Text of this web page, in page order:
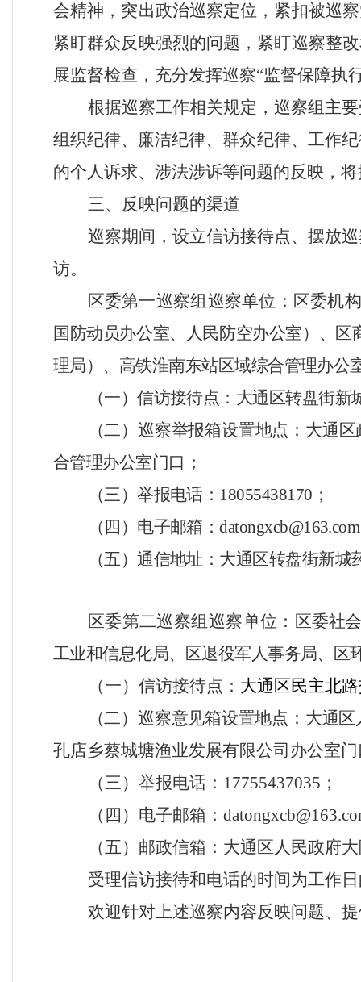
会精神，突出政治巡察定位，紧扣被巡
紧盯群众反映强烈的问题，紧盯巡察整
展监督检查，充分发挥巡察“监督保障执
根据巡察工作相关规定，巡察组主
组织纪律、廉洁纪律、群众纪律、工作
的个人诉求、涉法涉诉等问题的反映，
三、反映问题的渠道
巡察期间，设立信访接待点、摆放
访。
区委第一巡察组巡察单位：区委机
国防动员办公室、人民防空办公室）、
理局）、高铁淮南东站区域综合管理办公
（一）信访接待点：大通区转盘街
（二）巡察举报箱设置地点：大通
合管理办公室门口；
（三）举报电话： 18055438170 ；
（四）电子邮箱：datongxcb@163.com
（五）通信地址：大通区转盘街新
区委第二巡察组巡察单位： 区委社
工业和信息化局、区退役军人事务局、区
（一） 信访接待点： 大通区民主北
（二） 巡察意见箱设置地点： 大通区
孔店乡蔡城塘渔业发展有限公司办公室
（三）举报电话： 17755437035 ；
（四）电子邮箱：
（五）邮政信箱：大通区人民政府
受理信访接待和电话的时间为工作
欢迎针对上述巡察内容反映问题、